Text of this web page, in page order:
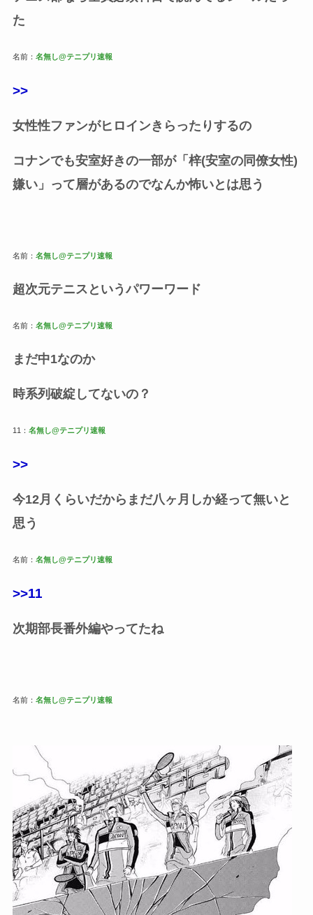
た
名前： 名無し@テニプリ速報
>>
女性性ファンがヒロインきらったりするの
コナンでも安室好きの一部が「梓(安室の同僚女性)
嫌い」って層があるのでなんか怖いとは思う
名前： 名無し@テニプリ速報
超次元テニスというパワーワード
名前： 名無し@テニプリ速報
まだ中1なのか
時系列破綻してないの？
11： 名無し@テニプリ速報
>>
今12月くらいだからまだ八ヶ月しか経って無いと
思う
名前： 名無し@テニプリ速報
>>11
次期部長番外編やってたね
名前： 名無し@テニプリ速報